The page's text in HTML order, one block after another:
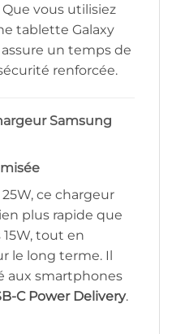
vous utilisiez
tablette Galaxy
un temps de
renforcée.
Samsung
ce chargeur
plus rapide que
tout en
le long terme. Il
aux smartphones
C Power Delivery.